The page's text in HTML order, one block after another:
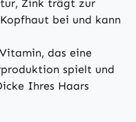
Zink trägt zur
bei und kann
das eine
spielt und
Ihres Haars